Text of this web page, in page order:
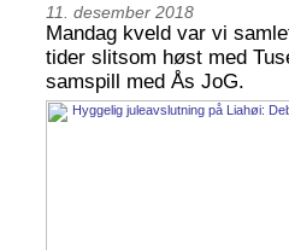
11. desember 2018
Mandag kveld var vi
tider slitsom høst med
samspill med Ås JoG.